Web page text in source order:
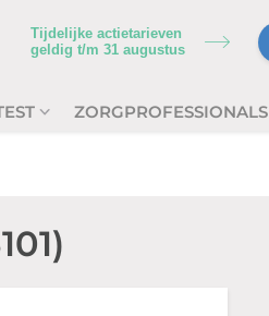
ZORGPROFESSIONALS
Tijdelijke actietarieven
geldig t/m 31 augustus